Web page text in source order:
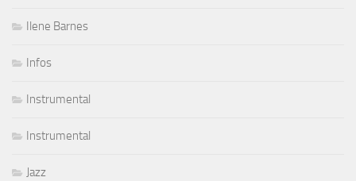
Ilene Barnes
Infos
Instrumental
Instrumental
Jazz